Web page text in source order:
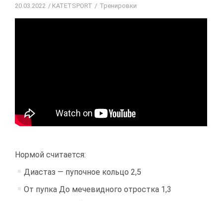
20.03.2022 KATETSPORT Тренировки
Нормой считается:
Диастаз — пупочное кольцо 2,5
От пупка До мечевидного отростка 1,3